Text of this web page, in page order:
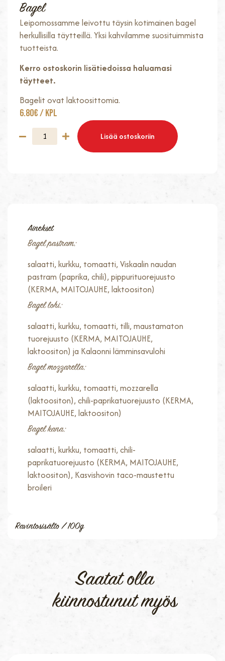
Bagel
Leipomossamme leivottu täysin kotimainen bagel
herkullisilla täytteillä. Yksi kahvilamme suosituimmista
tuotteista.
Kerro ostoskorin lisätiedoissa haluamasi
täytteet.
Bagelit ovat laktoosittomia.
6.80€/ Kpl
Lisää ostoskoriin
Ainekset
Bagel pastram:
salaatti, kurkku, tomaatti, Viskaalin naudan
pastram (paprika, chili), pippurituorejuusto
(KERMA, MAITOJAUHE, laktoositon)
Bagel lohi:
salaatti, kurkku, tomaatti, tilli, maustamaton
tuorejuusto (KERMA, MAITOJAUHE,
laktoositon) ja Kalaonni lämminsavulohi
Bagel mozzarella:
salaatti, kurkku, tomaatti, mozzarella
(laktoositon), chili-paprikatuorejuusto (KERMA,
MAITOJAUHE, laktoositon)
Bagel kana:
salaatti, kurkku, tomaatti, chili-
paprikatuorejuusto (KERMA, MAITOJAUHE,
laktoositon), Kasvishovin taco-maustettu
broileri
Ravintosisälto / 100g
Saatat olla
kiinnostunut myös